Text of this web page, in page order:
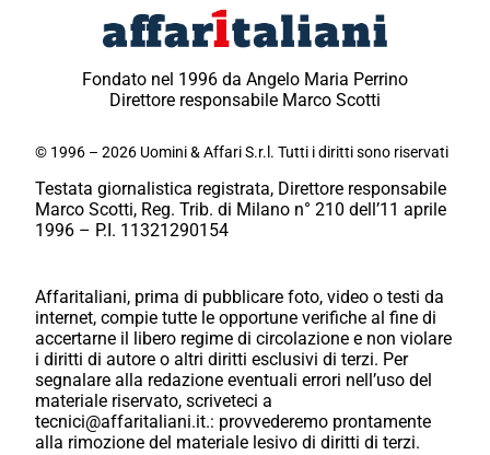
Fondato nel 1996 da Angelo Maria Perrino
Direttore responsabile Marco Scotti
© 1996 – 2026 Uomini & Affari S.r.l. Tutti i diritti sono riservati
Testata giornalistica registrata, Direttore responsabile
Marco Scotti, Reg. Trib. di Milano n° 210 dell’11 aprile
1996 – P.I. 11321290154
Affaritaliani, prima di pubblicare foto, video o testi da
internet, compie tutte le opportune verifiche al fine di
accertarne il libero regime di circolazione e non violare
i diritti di autore o altri diritti esclusivi di terzi. Per
segnalare alla redazione eventuali errori nell’uso del
materiale riservato, scriveteci a
tecnici@affaritaliani.it.: provvederemo prontamente
alla rimozione del materiale lesivo di diritti di terzi.